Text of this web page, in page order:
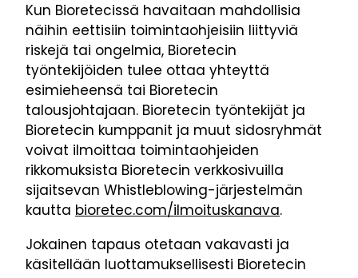
Kun Bioretecissä havaitaan mahdollisia
näihin eettisiin toimintaohjeisiin liittyviä
riskejä tai ongelmia, Bioretecin
työntekijöiden tulee ottaa yhteyttä
esimieheensä tai Bioretecin
talousjohtajaan. Bioretecin työntekijät ja
Bioretecin kumppanit ja muut sidosryhmät
voivat ilmoittaa toimintaohjeiden
rikkomuksista Bioretecin verkkosivuilla
sijaitsevan Whistleblowing-järjestelmän
kautta bioretec.com/ilmoituskanava.
Jokainen tapaus otetaan vakavasti ja
käsitellään luottamuksellisesti Bioretecin